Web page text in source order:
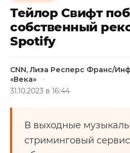
ЭКОНОМИКА
ОБЩЕСТВО
СПОРТ
НОВОСТИ
Тейлор Свифт
собственный
Spotify
CNN, Лиза Респерс Франс/
«Века»
31.10.2023 в 16:44
В выходные
стриминговый